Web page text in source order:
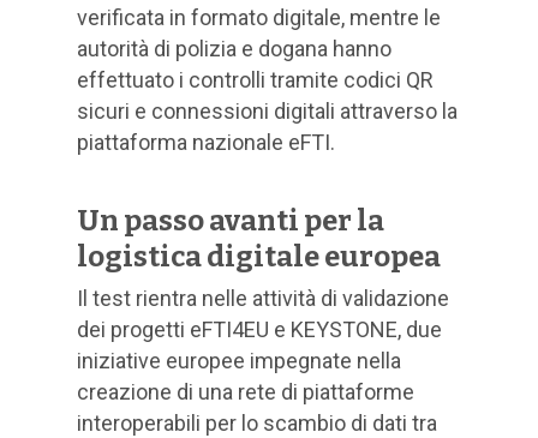
verificata in formato digitale, mentre le
autorità di polizia e dogana hanno
effettuato i controlli tramite codici QR
sicuri e connessioni digitali attraverso la
piattaforma nazionale eFTI.
Un passo avanti per la
logistica digitale europea
Il test rientra nelle attività di validazione
dei progetti eFTI4EU e KEYSTONE, due
iniziative europee impegnate nella
creazione di una rete di piattaforme
interoperabili per lo scambio di dati tra